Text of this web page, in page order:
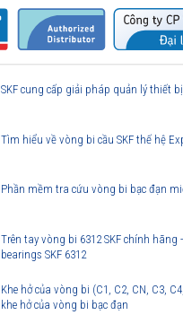
SKF cung cấp giải pháp quản lý thiết
Tìm hiểu về vòng bi cầu SKF thế hệ
Phần mềm tra cứu vòng bi bạc đạn
Trên tay vòng bi 6312 SKF chính hãng -
bearings SKF 6312
Khe hở của vòng bi (C1, C2, CN, C3,
khe hở của vòng bi bạc đạn